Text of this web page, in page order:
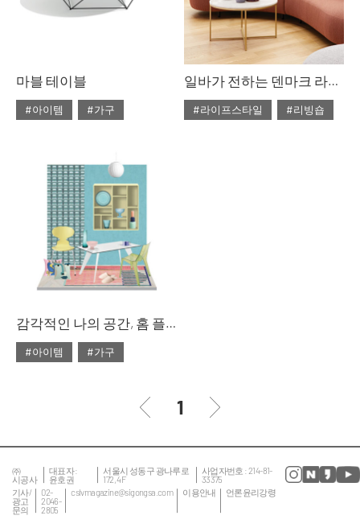
#체어
#테이블
#패브릭
마블 테이블
#아이템
#가구
#대리석
#마블
#마블 테이블
#쇼핑
#테이블
일바가 전하는 덴마크 라이프스타일
#라이프스타일
#리빙숍
감각적인 나의 공간, 홈 플레이스
#아이템
#가구
#소품
#의자
#인테리어
#조명
#집 꾸미기
#침실
#테이블
1
㈜
시공사
대표자 :
윤호권
서울시 성동구 광나루로
172, 4F
사업자번호 : 214-81-
33375
기사/
광고
문의
02-
2046-
2805
cslvmagazine@sigongsa.com 이용안내 언론윤리강령